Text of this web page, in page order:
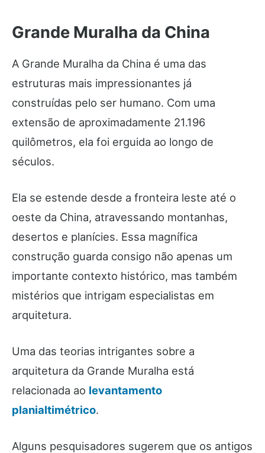
Grande Muralha da China
A Grande Muralha da China é uma das
estruturas mais impressionantes já
construídas pelo ser humano. Com uma
extensão de aproximadamente 21.196
quilômetros, ela foi erguida ao longo de
séculos.
Ela se estende desde a fronteira leste até o
oeste da China, atravessando montanhas,
desertos e planícies. Essa magnífica
construção guarda consigo não apenas um
importante contexto histórico, mas também
mistérios que intrigam especialistas em
arquitetura.
Uma das teorias intrigantes sobre a
arquitetura da Grande Muralha está
relacionada ao levantamento
planialtimétrico.
Alguns pesquisadores sugerem que os antigos